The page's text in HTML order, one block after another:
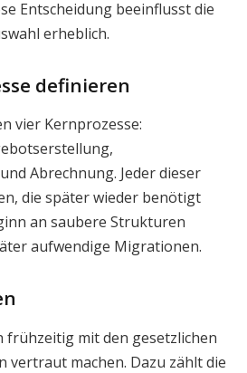
Entscheidung beeinflusst die
erheblich.
definieren
vier Kernprozesse:
Abrechnung. Jeder dieser
die später wieder benötigt
an saubere Strukturen
aufwendige Migrationen.
frühzeitig mit den gesetzlichen
vertraut machen. Dazu zählt die